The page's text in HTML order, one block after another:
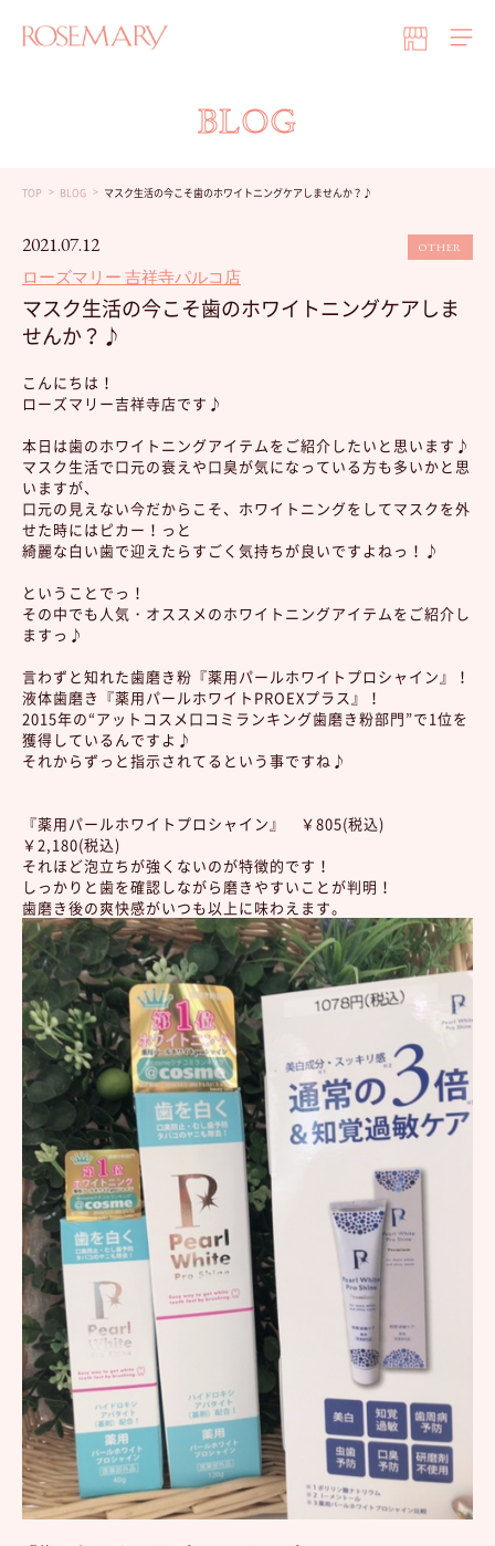
BLOG
TOP BLOG マスク生活の今こそ歯のホワイトニングケアしませんか？♪
2021.07.12
ローズマリー 吉祥寺パルコ店
OTHER
マスク生活の今こそ歯のホワイトニングケアしま
せんか？♪
こんにちは！
ローズマリー吉祥寺店です♪
本日は歯のホワイトニングアイテムをご紹介したいと思います♪
マスク生活で口元の衰えや口臭が気になっている方も多いかと思
いますが、
口元の見えない今だからこそ、ホワイトニングをしてマスクを外
せた時にはピカー！っと
綺麗な白い歯で迎えたらすごく気持ちが良いですよねっ！♪
ということでっ！
その中でも人気・オススメのホワイトニングアイテムをご紹介し
ますっ♪
言わずと知れた歯磨き粉『薬用パールホワイトプロシャイン』！
液体歯磨き『薬用パールホワイトPROEXプラス』！
2015年の“アットコスメ口コミランキング歯磨き粉部門”で1位を
獲得しているんですよ♪
それからずっと指示されてるという事ですね♪
『薬用パールホワイトプロシャイン』 ￥805(税込)
￥2,180(税込)
それほど泡立ちが強くないのが特徴的です！
しっかりと歯を確認しながら磨きやすいことが判明！
歯磨き後の爽快感がいつも以上に味わえます。